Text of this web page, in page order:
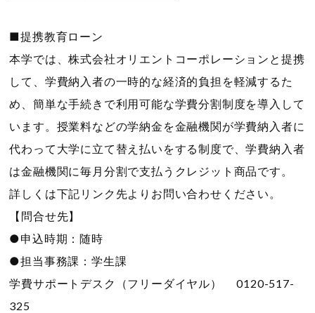
■提携教育ローン
本学では、株式会社オリエントコーポレーションと提携
して、学費納入者の一時的な経済的負担を軽減するた
め、簡単な手続きで利用可能な学費分割制度を導入して
います。授業料などの学納金を金融機関が学費納入者に
代わって大学に立て替え払いをする制度で、学費納入者
は金融機関に毎月分割で支払うクレジット商品です。
詳しくは下記リンク先よりお問い合わせください。
【問合せ先】
●申込時期：随時
●担当事務課：学生課
学費サポートデスク（フリーダイヤル） 0120-517-
325